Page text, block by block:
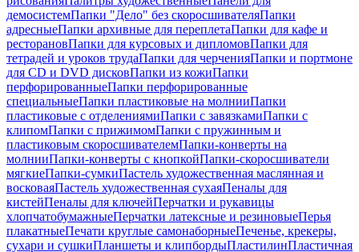
демосистемПапки "Дело" без скоросшивателяПапки
адресныеПапки архивные для переплетаПапки для кафе и
ресторановПапки для курсовых и дипломовПапки для
тетрадей и уроков трудаПапки для черченияПапки и портмоне
для CD и DVD дисковПапки из кожиПапки
перфорированныеПапки перфорированные
специальныеПапки пластиковые на молнииПапки
пластиковые с отделениямиПапки с завязкамиПапки с
клипомПапки с прижимомПапки с пружинным и
пластиковым скоросшивателемПапки-конверты на
молнииПапки-конверты с кнопкойПапки-скоросшиватели
мягкиеПапки-сумкиПастель художественная маслянная и
восковаяПастель художественная сухаяПеналы для
кистейПеналы для ключейПерчатки и рукавицы
хлопчатобумажныеПерчатки латексные и резиновыеПерья
плакатныеПечати круглые самонаборныеПеченье, крекеры,
сухари и сушкиПланшеты и клипбордыПластилинПластичная